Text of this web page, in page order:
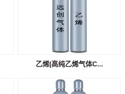
乙烯|高纯乙烯气体C...